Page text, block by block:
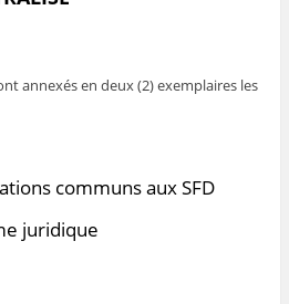
annexés en deux (2) exemplaires les
communs aux SFD
juridique